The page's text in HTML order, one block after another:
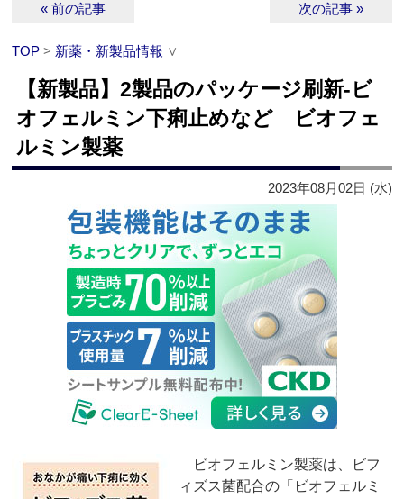
« 前の記事 次の記事 »
TOP > 新薬・新製品情報 ∨
【新製品】2製品のパッケージ刷新‐ビ
オフェルミン下痢止めなど ビオフェ
ルミン製薬
2023年08月02日 (水)
ビオフェルミン製薬は、ビフ
ィズス菌配合の「ビオフェルミ